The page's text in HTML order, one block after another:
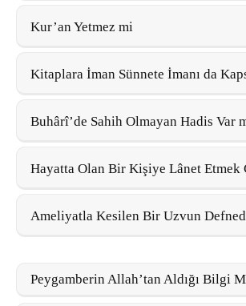
Kur’an Yetmez mi
Kitaplara İman Sünnete İmanı da
Buhârî’de Sahih Olmayan Hadis Var
Hayatta Olan Bir Kişiye Lânet Etmek
Ameliyatla Kesilen Bir Uzvun
Peygamberin Allah’tan Aldığı Bilgi